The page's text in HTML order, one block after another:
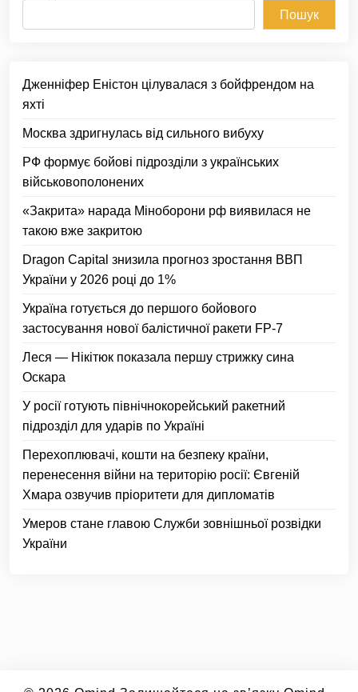
Пошук
Дженніфер Еністон цілувалася з бойфрендом на
яхті
Москва здригнулась від сильного вибуху
РФ формує бойові підрозділи з українських
військовополонених
«Закрита» нарада Міноборони рф виявилася не
такою вже закритою
Dragon Capital знизила прогноз зростання ВВП
України у 2026 році до 1%
Україна готується до першого бойового
застосування нової балістичної ракети FP-7
Леся — Нікітюк показала першу стрижку сина
Оскара
У росії готують північнокорейський ракетний
підрозділ для ударів по Україні
Перехоплювачі, кошти на безпеку країни,
перенесення війни на територію росії: Євгеній
Хмара озвучив пріоритети для дипломатів
Умеров стане главою Служби зовнішньої розвідки
України